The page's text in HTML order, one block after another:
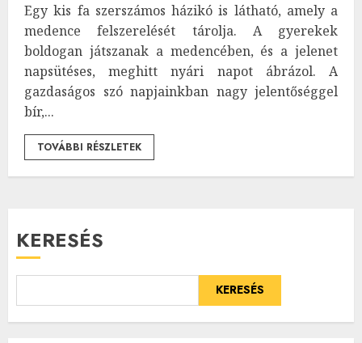
Egy kis fa szerszámos házikó is látható, amely a
medence felszerelését tárolja. A gyerekek
boldogan játszanak a medencében, és a jelenet
napsütéses, meghitt nyári napot ábrázol. A
gazdaságos szó napjainkban nagy jelentőséggel
bír,...
TOVÁBBI RÉSZLETEK
KERESÉS
KERESÉS